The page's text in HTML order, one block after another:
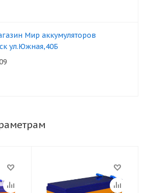
Мир аккумуляторов
ул.Южная,40Б